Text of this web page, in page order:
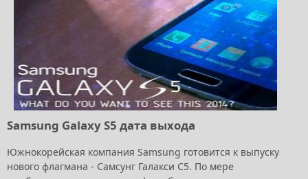
Samsung Galaxy S5 дата выхода
Южнокорейская компания Samsung готовится к выпуску
нового флагмана - Самсунг Галакси С5. По мере